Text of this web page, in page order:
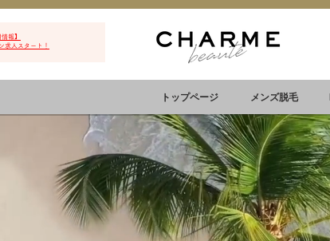
報】
求人スタート！
トップページ メンズ脱毛